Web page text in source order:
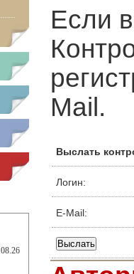
Если
Mail.
Выслать
Логин:
E-Mail: